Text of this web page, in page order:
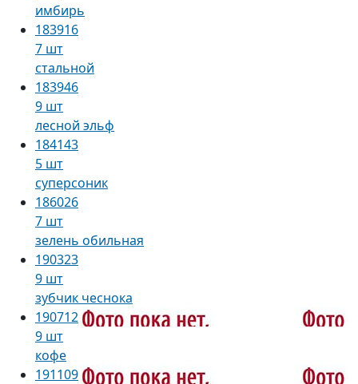
имбирь
183916
7 шт
стальной
183946
9 шт
лесной эльф
184143
5 шт
суперсоник
186026
7 шт
зелень обильная
190323
9 шт
зубчик чеснока
190712
9 шт
кофе
191109